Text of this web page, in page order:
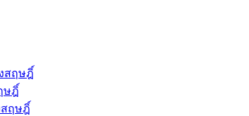
สฤษฎิ์
ษฎิ์
สฤษฎิ์